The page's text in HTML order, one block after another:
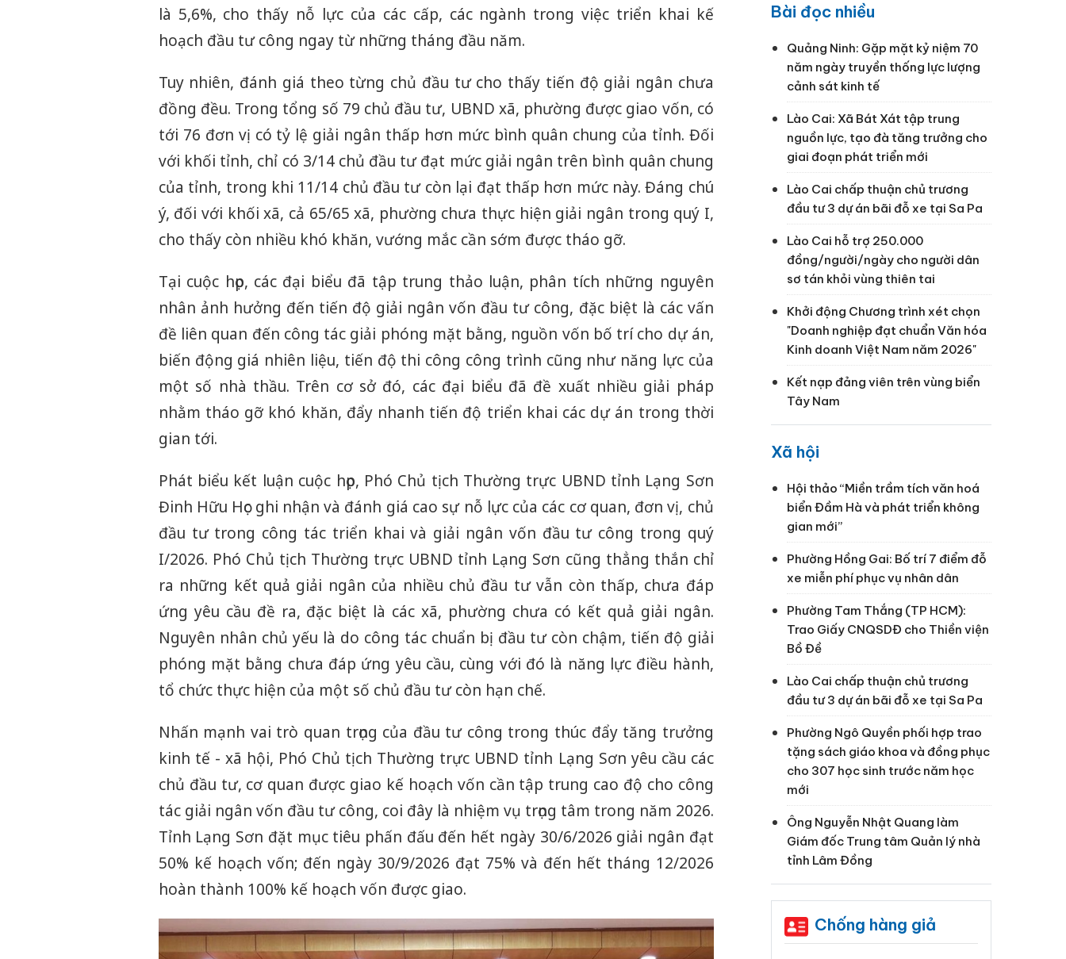
là 5,6%, cho thấy nỗ lực của các cấp, các ngành trong việc triển khai kế
hoạch đầu tư công ngay từ những tháng đầu năm.
Tuy nhiên, đánh giá theo từng chủ đầu tư cho thấy tiến độ giải ngân chưa
đồng đều. Trong tổng số 79 chủ đầu tư, UBND xã, phường được giao vốn, có
tới 76 đơn vị có tỷ lệ giải ngân thấp hơn mức bình quân chung của tỉnh. Đối
với khối tỉnh, chỉ có 3/14 chủ đầu tư đạt mức giải ngân trên bình quân chung
của tỉnh, trong khi 11/14 chủ đầu tư còn lại đạt thấp hơn mức này. Đáng chú
ý, đối với khối xã, cả 65/65 xã, phường chưa thực hiện giải ngân trong quý I,
cho thấy còn nhiều khó khăn, vướng mắc cần sớm được tháo gỡ.
Tại cuộc họp, các đại biểu đã tập trung thảo luận, phân tích những nguyên
nhân ảnh hưởng đến tiến độ giải ngân vốn đầu tư công, đặc biệt là các vấn
đề liên quan đến công tác giải phóng mặt bằng, nguồn vốn bố trí cho dự án,
biến động giá nhiên liệu, tiến độ thi công công trình cũng như năng lực của
một số nhà thầu. Trên cơ sở đó, các đại biểu đã đề xuất nhiều giải pháp
nhằm tháo gỡ khó khăn, đẩy nhanh tiến độ triển khai các dự án trong thời
gian tới.
Phát biểu kết luận cuộc họp, Phó Chủ tịch Thường trực UBND tỉnh Lạng Sơn
Đinh Hữu Học ghi nhận và đánh giá cao sự nỗ lực của các cơ quan, đơn vị, chủ
đầu tư trong công tác triển khai và giải ngân vốn đầu tư công trong quý
I/2026. Phó Chủ tịch Thường trực UBND tỉnh Lạng Sơn cũng thẳng thắn chỉ
ra những kết quả giải ngân của nhiều chủ đầu tư vẫn còn thấp, chưa đáp
ứng yêu cầu đề ra, đặc biệt là các xã, phường chưa có kết quả giải ngân.
Nguyên nhân chủ yếu là do công tác chuẩn bị đầu tư còn chậm, tiến độ giải
phóng mặt bằng chưa đáp ứng yêu cầu, cùng với đó là năng lực điều hành,
tổ chức thực hiện của một số chủ đầu tư còn hạn chế.
Nhấn mạnh vai trò quan trọng của đầu tư công trong thúc đẩy tăng trưởng
kinh tế - xã hội, Phó Chủ tịch Thường trực UBND tỉnh Lạng Sơn yêu cầu các
chủ đầu tư, cơ quan được giao kế hoạch vốn cần tập trung cao độ cho công
tác giải ngân vốn đầu tư công, coi đây là nhiệm vụ trọng tâm trong năm 2026.
Tỉnh Lạng Sơn đặt mục tiêu phấn đấu đến hết ngày 30/6/2026 giải ngân đạt
50% kế hoạch vốn; đến ngày 30/9/2026 đạt 75% và đến hết tháng 12/2026
hoàn thành 100% kế hoạch vốn được giao.
Bài đọc nhiều
Quảng Ninh: Gặp mặt kỷ niệm 70
năm ngày truyền thống lực lượng
cảnh sát kinh tế
Lào Cai: Xã Bát Xát tập trung
nguồn lực, tạo đà tăng trưởng cho
giai đoạn phát triển mới
Lào Cai chấp thuận chủ trương
đầu tư 3 dự án bãi đỗ xe tại Sa Pa
Lào Cai hỗ trợ 250.000
đồng/người/ngày cho người dân
sơ tán khỏi vùng thiên tai
Khởi động Chương trình xét chọn
"Doanh nghiệp đạt chuẩn Văn hóa
Kinh doanh Việt Nam năm 2026"
Kết nạp đảng viên trên vùng biển
Tây Nam
Xã hội
Hội thảo “Miền trầm tích văn hoá
biển Đầm Hà và phát triển không
gian mới”
Phường Hồng Gai: Bố trí 7 điểm đỗ
xe miễn phí phục vụ nhân dân
Phường Tam Thắng (TP HCM):
Trao Giấy CNQSDĐ cho Thiền viện
Bồ Đề
Lào Cai chấp thuận chủ trương
đầu tư 3 dự án bãi đỗ xe tại Sa Pa
Phường Ngô Quyền phối hợp trao
tặng sách giáo khoa và đồng phục
cho 307 học sinh trước năm học
mới
Ông Nguyễn Nhật Quang làm
Giám đốc Trung tâm Quản lý nhà
tỉnh Lâm Đồng
Chống hàng giả